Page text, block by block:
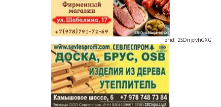
erid: 2SDnjdvhGXG
erid: 2SDnjcLUypt